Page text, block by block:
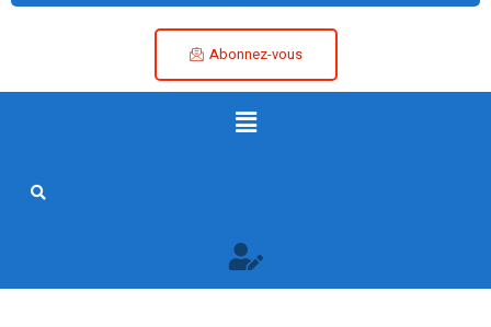
Abonnez-vous